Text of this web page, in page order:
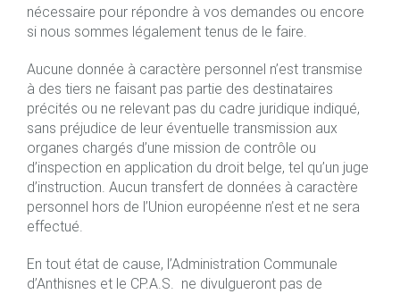
nécessaire pour répondre à vos demandes ou encore
si nous sommes légalement tenus de le faire.
Aucune donnée à caractère personnel n’est transmise
à des tiers ne faisant pas partie des destinataires
précités ou ne relevant pas du cadre juridique indiqué,
sans préjudice de leur éventuelle transmission aux
organes chargés d’une mission de contrôle ou
d’inspection en application du droit belge, tel qu’un juge
d’instruction. Aucun transfert de données à caractère
personnel hors de l’Union européenne n’est et ne sera
effectué.
En tout état de cause, l’Administration Communale
d’Anthisnes et le CP.A.S. ne divulgueront pas de